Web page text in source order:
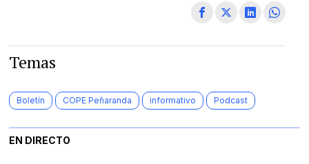
Temas
Boletín COPE Peñaranda informativo Podcast
EN DIRECTO